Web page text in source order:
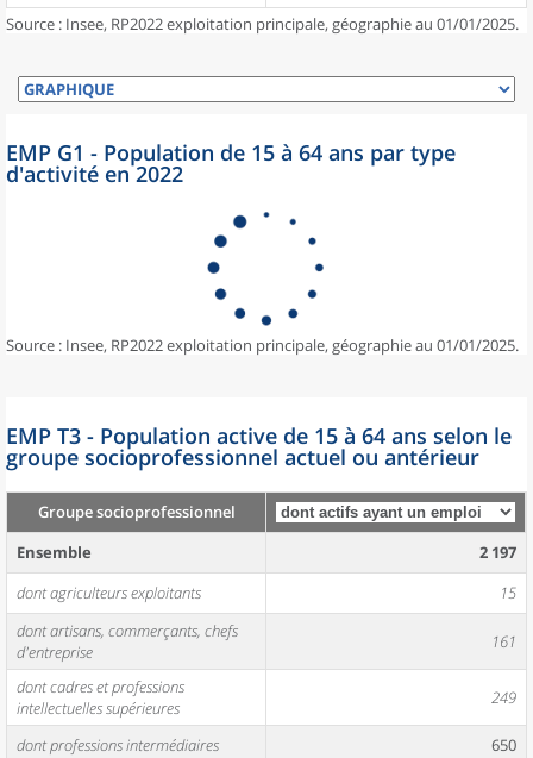
Source : Insee, RP2022 exploitation principale, géographie au 01/01/2025.
EMP G1 - Population de 15 à 64 ans par type
d'activité en 2022
Source : Insee, RP2022 exploitation principale, géographie au 01/01/2025.
EMP T3 - Population active de 15 à 64 ans selon le
groupe socioprofessionnel actuel ou antérieur
Groupe socioprofessionnel
Ensemble
2 197
dont agriculteurs exploitants
15
dont artisans, commerçants, chefs
d'entreprise
161
dont cadres et professions
intellectuelles supérieures
249
dont professions intermédiaires 650